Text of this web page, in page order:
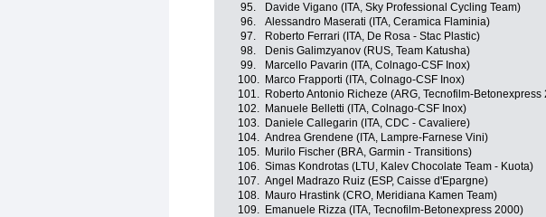
95.
Davide Vigano (ITA, Sky Professional Cycling Team)
96.
Alessandro Maserati (ITA, Ceramica Flaminia)
97.
Roberto Ferrari (ITA, De Rosa - Stac Plastic)
98.
Denis Galimzyanov (RUS, Team Katusha)
99.
Marcello Pavarin (ITA, Colnago-CSF Inox)
100.
Marco Frapporti (ITA, Colnago-CSF Inox)
101.
Roberto Antonio Richeze (ARG, Tecnofilm-Betonexpress
102.
Manuele Belletti (ITA, Colnago-CSF Inox)
103.
Daniele Callegarin (ITA, CDC - Cavaliere)
104. Andrea Grendene (ITA, Lampre-Farnese Vini)
105.
Murilo Fischer (BRA, Garmin - Transitions)
106. Simas Kondrotas (LTU, Kalev Chocolate Team - Kuota)
107. Angel Madrazo Ruiz (ESP, Caisse d'Epargne)
108.
Mauro Hrastink (CRO, Meridiana Kamen Team)
109.
Emanuele Rizza (ITA, Tecnofilm-Betonexpress 2000)